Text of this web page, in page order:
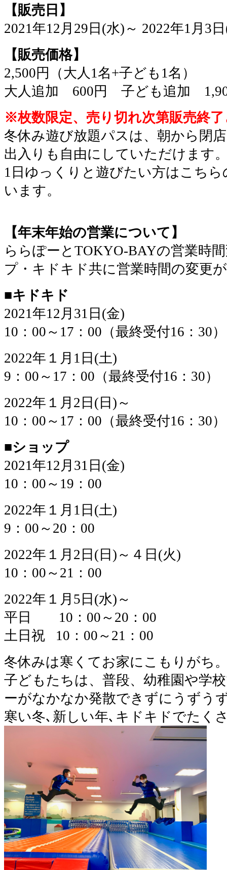
【販売日】
2021年12月29日(水)～ 2022年1月3
【販売価格】
2,500円（大人1名+子ども1名）
大人追加 600円 子ども追加
※枚数限定、売り切れ次第販売終
冬休み遊び放題パスは、朝から閉
出入りも自由にしていただけます
1日ゆっくりと遊びたい方はこち
います。
【年末年始の営業について】
ららぽーとTOKYO-BAYの営業時
プ・キドキド共に営業時間の変更
■キドキド
2021年12月31日(金)
10：00～17：00（最終受付16：30）
2022年１月1日(土)
9：00～17：00（最終受付16：30）
2022年１月2日(日)～
10：00～17：00（最終受付16：30）
■ショップ
2021年12月31日(金)
10：00～19：00
2022年１月1日(土)
9：00～20：00
2022年１月2日(日)～４日(火)
10：00～21：00
2022年１月5日(水)～
平日 10：00～20：00
土日祝 10：00～21：00
冬休みは寒くてお家にこもりがち
子どもたちは、普段、幼稚園や学
ーがなかなか発散できずにうずう
寒い冬､新しい年､キドキドでたく